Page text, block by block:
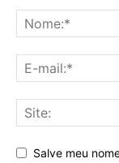
Salve meu